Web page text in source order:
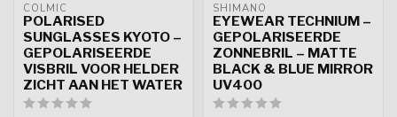
COLMIC
POLARISED
SUNGLASSES KYOTO –
GEPOLARISEERDE
VISBRIL VOOR HELDER
ZICHT AAN HET WATER
SHIMANO
EYEWEAR TECHNIUM –
GEPOLARISEERDE
ZONNEBRIL – MATTE
BLACK & BLUE MIRROR
UV400